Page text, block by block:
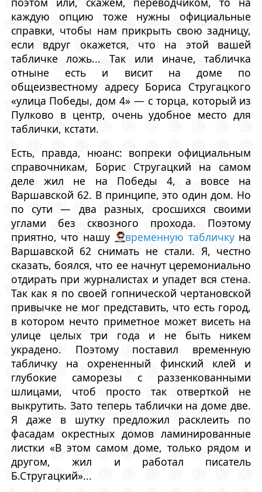
каждую опцию тоже нужны официальные
справки, чтобы нам прикрыть свою задницу,
если вдруг окажется, что на этой вашей
табличке ложь... Так или иначе, табличка
отныне есть и висит на доме по
общеизвестному адресу Бориса Стругацкого
«улица Победы, дом 4» — с торца, который из
Пулково в центр, очень удобное место для
таблички, кстати.
Есть, правда, нюанс: вопреки официальным
справочникам, Борис Стругацкий на самом
деле жил не на Победы 4, а вовсе на
Варшавской 62. В принципе, это один дом. Но
по сути — два разных, сросшихся своими
углами без сквозного прохода. Поэтому
приятно, что нашу
временную табличкуна
Варшавской 62 снимать не стали. Я, честно
сказать, боялся, что ее начнут церемониально
отдирать при журналистах и упадет вся стена.
Так как я по своей гопнической чертановской
привычке не мог представить, что есть город,
в котором нечто приметное может висеть на
улице целых три года и не быть никем
украдено. Поэтому поставил временную
табличку на охрененный финский клей и
глубокие саморезы с раззенкованными
шлицами, чтоб просто так отверткой не
выкрутить. Зато теперь таблички на доме две.
Я даже в шутку предложил расклеить по
фасадам окрестных домов ламинированные
листки «В этом самом доме, только рядом и
другом, жил и работал писатель
Б.Стругацкий»...